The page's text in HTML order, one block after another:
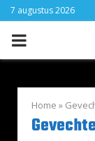
7 augustus 2026
PRIMARY
Home »